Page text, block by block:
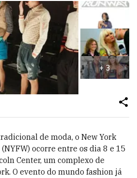
+3
de moda, o New York
ocorre entre os dia 8 e 15
Center, um complexo de
O evento do mundo fashion já